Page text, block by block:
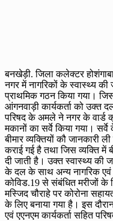
बनखेड़ी. जिला कलेक्टर
नगर में नागरिकों के स्वास्थ्य
प्राथमिक गठन किया गया।
आंगनवाड़ी कार्यकर्ता को उक्त
परिषद के अमले ने नगर के
मकानों का सर्वे किया गया।
बीमार व्यक्तियों कौ
कराई गई है तथा जिस व्यक्ति में
दी जाती है। उक्त स्वास्थ्य की
के दल के साथ अन्य नागरिक एवं
कोविड.19 से संबंधित मरीजों के
मस्जिद चौराहे पर कोरोना
के लिए बनाया गया है। इस
एवं एएनएम कार्यकर्ता सहित